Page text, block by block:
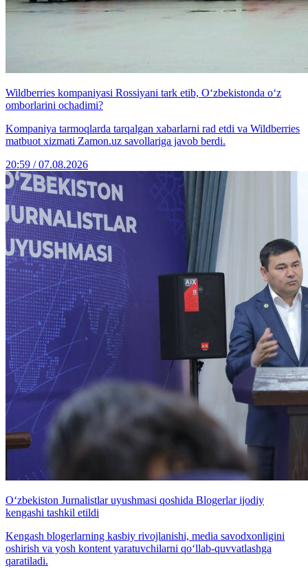
Wildberries kompaniyasi Rossiyani tark etib, O‘zbekistonda o‘z
omborlarini ochadimi?
Kompaniya tarmoqlarda tarqalgan xabarlarni rad etdi va Wildberries
matbuot xizmati Zamon.uz savollariga javob berdi.
20:59 / 07.08.2026
O‘zbekiston Jurnalistlar uyushmasi qoshida Blogerlar ijodiy
kengashi tashkil etildi
Kengash blogerlarning kasbiy rivojlanishi, media savodxonligini
oshirish va yosh kontent yaratuvchilarni qo‘llab-quvvatlashga
qaratiladi.